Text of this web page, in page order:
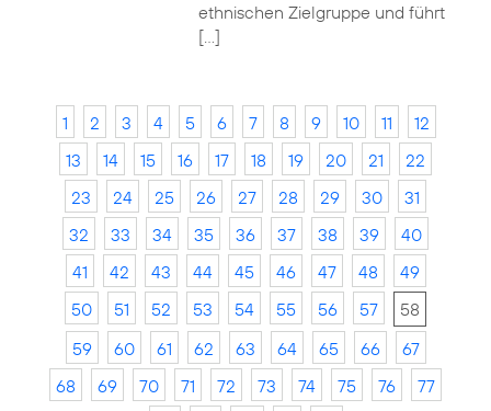
ethnischen Zielgruppe und führt
[…]
1 2 3 4 5 6 7 8 9 10 11
12
13
14 15 16 17 18 19 20 21
22
23
24 25 26 27 28 29 30
31
32
33 34 35 36 37 38 39
40
41
42 43 44 45 46 47 48
49
50
51 52 53 54 55 56 57
58
59
60 61 62 63 64 65 66
67
68
69 70 71 72 73 74 75 76
77